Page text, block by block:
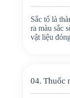
Sắc tố là
ra màu sắc
vật liệu
04. Thuốc